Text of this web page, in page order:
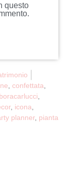
questo
confettata
, icona
planner, pianta